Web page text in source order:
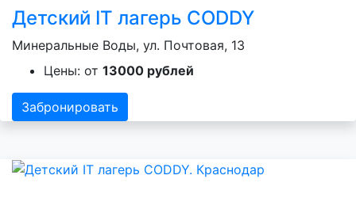
Детский IT лагерь CODDY
Минеральные Воды, ул. Почтовая, 13
Цены: от 13000 рублей
Забронировать